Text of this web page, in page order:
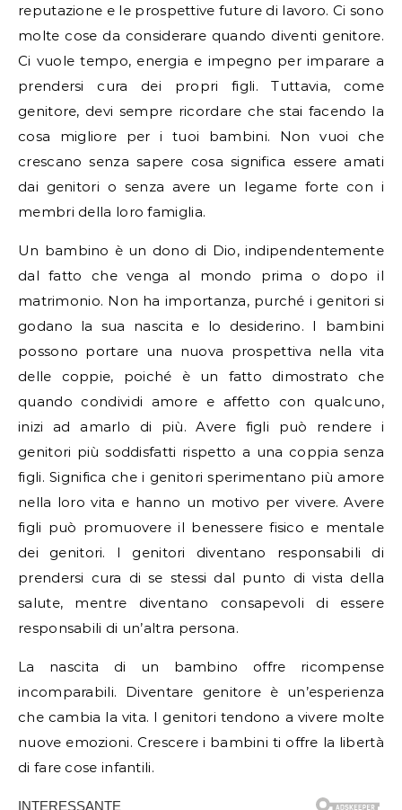
reputazione e le prospettive future di lavoro. Ci sono
molte cose da considerare quando diventi genitore.
Ci vuole tempo, energia e impegno per imparare a
prendersi cura dei propri figli. Tuttavia, come
genitore, devi sempre ricordare che stai facendo la
cosa migliore per i tuoi bambini. Non vuoi che
crescano senza sapere cosa significa essere amati
dai genitori o senza avere un legame forte con i
membri della loro famiglia.
Un bambino è un dono di Dio, indipendentemente
dal fatto che venga al mondo prima o dopo il
matrimonio. Non ha importanza, purché i genitori si
godano la sua nascita e lo desiderino. I bambini
possono portare una nuova prospettiva nella vita
delle coppie, poiché è un fatto dimostrato che
quando condividi amore e affetto con qualcuno,
inizi ad amarlo di più. Avere figli può rendere i
genitori più soddisfatti rispetto a una coppia senza
figli. Significa che i genitori sperimentano più amore
nella loro vita e hanno un motivo per vivere. Avere
figli può promuovere il benessere fisico e mentale
dei genitori. I genitori diventano responsabili di
prendersi cura di se stessi dal punto di vista della
salute, mentre diventano consapevoli di essere
responsabili di un’altra persona.
La nascita di un bambino offre ricompense
incomparabili. Diventare genitore è un’esperienza
che cambia la vita. I genitori tendono a vivere molte
nuove emozioni. Crescere i bambini ti offre la libertà
di fare cose infantili.